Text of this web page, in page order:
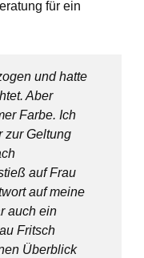
für ein
und hatte
Aber
Farbe. Ich
zur Geltung
auf Frau
auf meine
auch ein
Fritsch
Überblick